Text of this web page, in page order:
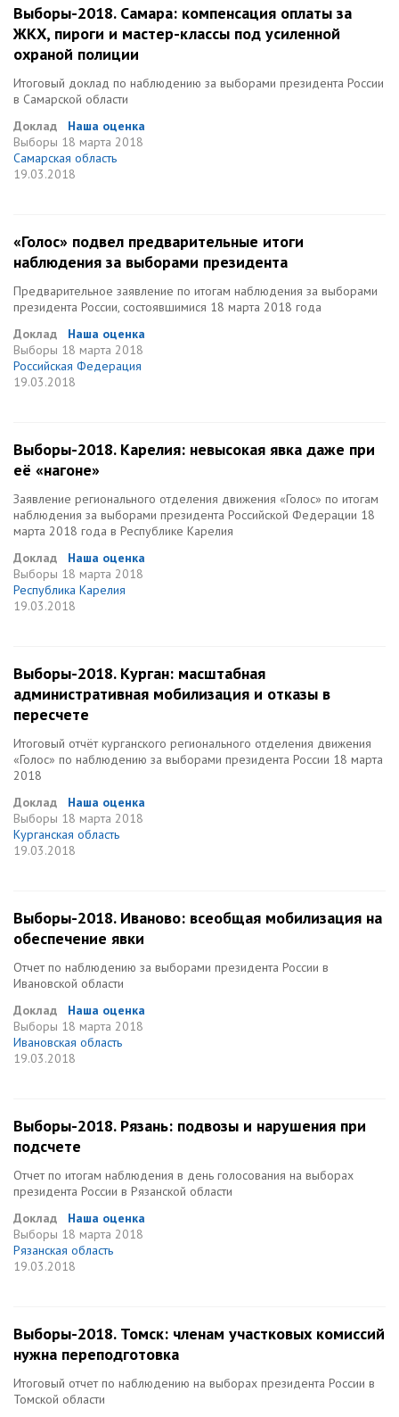
Выборы-2018. Самара: компенсация оплаты за
ЖКХ, пироги и мастер-классы под усиленной
охраной полиции
Итоговый доклад по наблюдению за выборами президента России
в Самарской области
Доклад
Наша оценка
Выборы 18 марта 2018
Самарская область
19.03.2018
«Голос» подвел предварительные итоги
наблюдения за выборами президента
Предварительное заявление по итогам наблюдения за выборами
президента России, состоявшимися 18 марта 2018 года
Доклад
Наша оценка
Выборы 18 марта 2018
Российская Федерация
19.03.2018
Выборы-2018. Карелия: невысокая явка даже при
её «нагоне»
Заявление регионального отделения движения «Голос» по итогам
наблюдения за выборами президента Российской Федерации 18
марта 2018 года в Республике Карелия
Доклад
Наша оценка
Выборы 18 марта 2018
Республика Карелия
19.03.2018
Выборы-2018. Курган: масштабная
административная мобилизация и отказы в
пересчете
Итоговый отчёт курганского регионального отделения движения
«Голос» по наблюдению за выборами президента России 18 марта
2018
Доклад
Наша оценка
Выборы 18 марта 2018
Курганская область
19.03.2018
Выборы-2018. Иваново: всеобщая мобилизация на
обеспечение явки
Отчет по наблюдению за выборами президента России в
Ивановской области
Доклад
Наша оценка
Выборы 18 марта 2018
Ивановская область
19.03.2018
Выборы-2018. Рязань: подвозы и нарушения при
подсчете
Отчет по итогам наблюдения в день голосования на выборах
президента России в Рязанской области
Доклад
Наша оценка
Выборы 18 марта 2018
Рязанская область
19.03.2018
Выборы-2018. Томск: членам участковых комиссий
нужна переподготовка
Итоговый отчет по наблюдению на выборах президента России в
Томской области